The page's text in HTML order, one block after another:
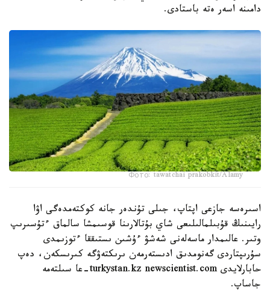
دامىنە اسەر ەتە باستادى.
Фото: tawatchai prakobkit/Alamy
اسىرەسە جازعى اپتاپ، جىلى تۇندەر جانە كوكتەمدەگى اۋا
رايىنىڭ قۇبىلمالىلىعى شاي بۇتالارىنا قوسىمشا سالماق ءتۇسىرىپ
وتىر. عالىمدار ماسەلەنى شەشۋ ءۇشىن ىستىققا ءتوزىمدى
سۇرىپتاردى گەنومدىق ادىستەرمەن ىرىكتەۋگە كىرىسكەن، دەپ
حابارلايدى turkystan.kz newscientist.com-عا سىلتەمە
جاساپ.